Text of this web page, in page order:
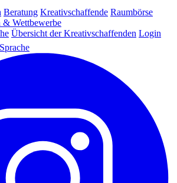
Beratung Kreativschaffende Raumbörse
& Wettbewerbe
Übersicht der Kreativschaffenden Login